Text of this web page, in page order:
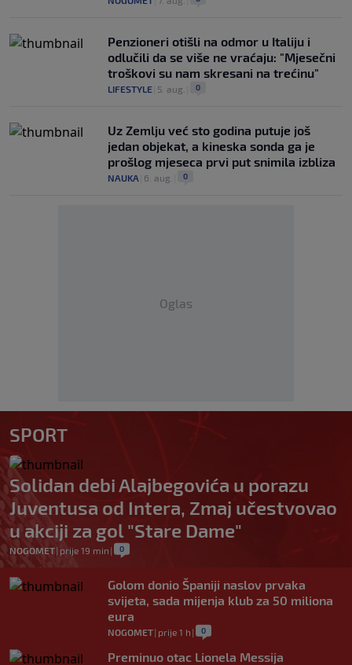
Penzioneri otišli na odmor u Italiju i
odlučili da se više ne vraćaju: "Mjesečni
troškovi su nam skresani na trećinu"
LIFESTYLE 5. aug. 0
Uz Zemlju već sto godina putuje još
jedan objekat, a kineska sonda ga je
prošlog mjeseca prvi put snimila izbliza
NAUKA 6. aug. 0
Oglas
SPORT
Solidan debi Alajbegovića u porazu
Juventusa od Intera, Zmaj učestvovao
u akciji za gol "Stare Dame"
NOGOMET| prije 19 min | 0
Golom donio Španiji naslov prvaka
svijeta, sada mijenja klub za 50 miliona
eura
NOGOMET| prije 1 h | 0
Preminuo otac Lionela Messija